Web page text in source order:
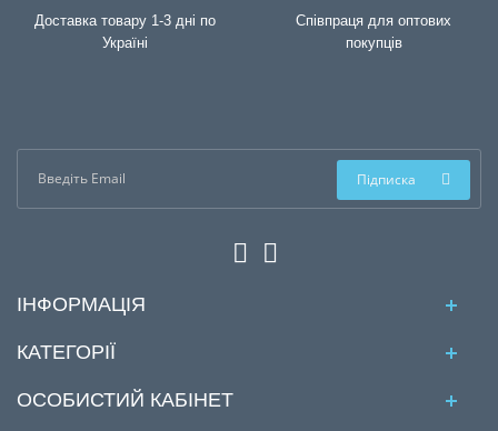
Доставка товару 1-3 дні по
Україні
Співпраця для оптових
покупців
Підписка
ІНФОРМАЦІЯ
КАТЕГОРІЇ
ОСОБИСТИЙ КАБІНЕТ